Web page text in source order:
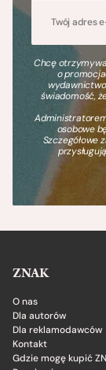
Chcę
o
wydawnictwo
świadomość,
osobowe
Szczegółowe
ZNAK
O nas
Dla autorów
Dla reklamodawców
Kontakt
Gdzie mogę kupić